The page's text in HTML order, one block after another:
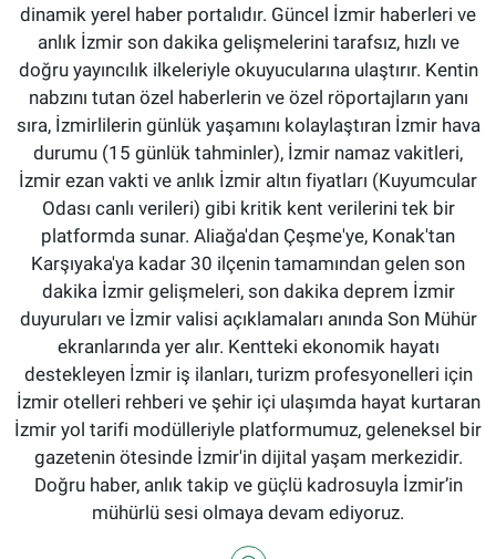
dinamik yerel haber portalıdır. Güncel İzmir haberleri ve
anlık İzmir son dakika gelişmelerini tarafsız, hızlı ve
doğru yayıncılık ilkeleriyle okuyucularına ulaştırır. Kentin
nabzını tutan özel haberlerin ve özel röportajların yanı
sıra, İzmirlilerin günlük yaşamını kolaylaştıran İzmir hava
durumu (15 günlük tahminler), İzmir namaz vakitleri,
İzmir ezan vakti ve anlık İzmir altın fiyatları (Kuyumcular
Odası canlı verileri) gibi kritik kent verilerini tek bir
platformda sunar. Aliağa'dan Çeşme'ye, Konak'tan
Karşıyaka'ya kadar 30 ilçenin tamamından gelen son
dakika İzmir gelişmeleri, son dakika deprem İzmir
duyuruları ve İzmir valisi açıklamaları anında Son Mühür
ekranlarında yer alır. Kentteki ekonomik hayatı
destekleyen İzmir iş ilanları, turizm profesyonelleri için
İzmir otelleri rehberi ve şehir içi ulaşımda hayat kurtaran
İzmir yol tarifi modülleriyle platformumuz, geleneksel bir
gazetenin ötesinde İzmir'in dijital yaşam merkezidir.
Doğru haber, anlık takip ve güçlü kadrosuyla İzmir’in
mühürlü sesi olmaya devam ediyoruz.